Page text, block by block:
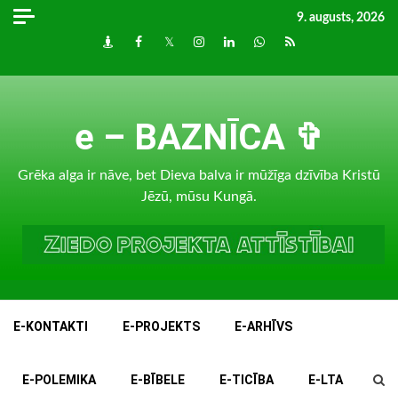
Skip
9. augusts, 2026
DraugiemFacebook
TwitterInstagram
LinkedInwhatsapp
RSS
e – BAZNĪCA ✞
Grēka alga ir nāve, bet Dieva balva ir mūžīga dzīvība Kristū
Jēzū, mūsu Kungā.
E-KONTAKTI E-PROJEKTS E-ARHĪVS
E-POLEMIKA E-BĪBELE E-TICĪBA E-LTA